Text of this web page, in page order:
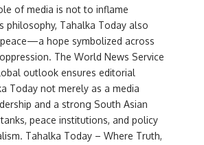
of media is not to inflame
philosophy, Tahalka Today also
hope symbolized across
The World News Service
outlook ensures editorial
Today not merely as a media
and a strong South Asian
peace institutions, and policy
Tahalka Today – Where Truth,